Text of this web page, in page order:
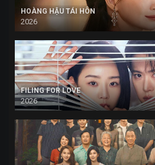
HOÀNG HẬU TÁI HÔN
2026
FILING FOR LOVE
2026